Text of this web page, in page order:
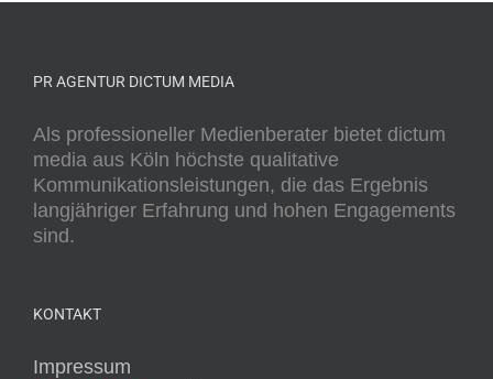
PR AGENTUR DICTUM MEDIA
Als professioneller Medienberater bietet dictum
media aus Köln höchste qualitative
Kommunikationsleistungen, die das Ergebnis
langjähriger Erfahrung und hohen Engagements
sind.
KONTAKT
Impressum